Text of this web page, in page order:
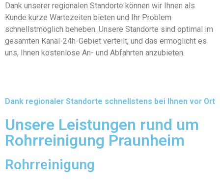
Dank unserer regionalen Standorte können wir Ihnen als
Kunde kurze Wartezeiten bieten und Ihr Problem
schnellstmöglich beheben. Unsere Standorte sind optimal im
gesamten Kanal-24h-Gebiet verteilt, und das ermöglicht es
uns, Ihnen kostenlose An- und Abfahrten anzubieten.
Dank regionaler Standorte schnellstens bei Ihnen vor Ort
Unsere Leistungen rund um
Rohrreinigung Praunheim
Rohrreinigung